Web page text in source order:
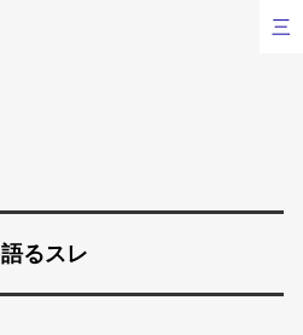
るスレ
三